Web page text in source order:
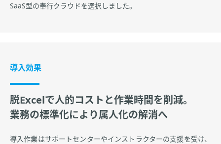
SaaS型の奉行クラウドを選択しました。
導入効果
脱Excelで人的コストと作業時間を削減。
業務の標準化により属人化の解消へ
導入作業はサポートセンターやインストラクターの支援を受け、